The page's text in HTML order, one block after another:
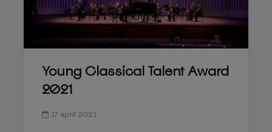
Young Classical Talent Award
2021
17 april 2021